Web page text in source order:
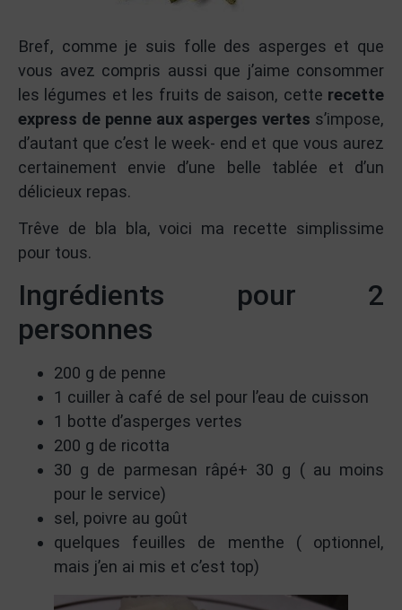
Bref, comme je suis folle des asperges et que
vous avez compris aussi que j’aime consommer
les légumes et les fruits de saison, cette recette
express de penne aux asperges vertes s’impose,
d’autant que c’est le week- end et que vous aurez
certainement envie d’une belle tablée et d’un
délicieux repas.
Trêve de bla bla, voici ma recette simplissime
pour tous.
Ingrédients pour 2
personnes
200 g de penne
1 cuiller à café de sel pour l’eau de cuisson
1 botte d’asperges vertes
200 g de ricotta
30 g de parmesan râpé+ 30 g ( au moins
pour le service)
sel, poivre au goût
quelques feuilles de menthe ( optionnel,
mais j’en ai mis et c’est top)